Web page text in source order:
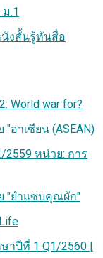
.1
นังสั้นรู้ทันสื่อ
World war for?
อาเซียน (ASEAN)
หน่วย: การ
"ยำแซบคุณผัก"
ปีที่ 1 Q1/2560 |